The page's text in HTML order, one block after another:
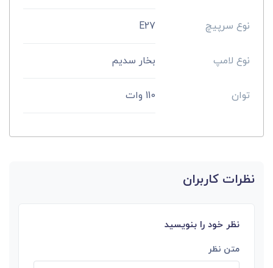
نوع سرپیچ E27
نوع لامپ بخار سدیم
توان 110 وات
نظرات کاربران
نظر خود را بنویسید
متن نظر